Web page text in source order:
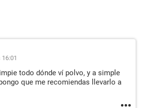
todo dónde ví polvo, y a simple
que me recomiendas llevarlo a